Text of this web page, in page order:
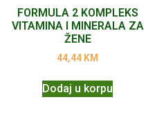
FORMULA 2 KOMPLEKS
VITAMINA I MINERALA ZA
ŽENE
44,44 KM
Dodaj u korpu